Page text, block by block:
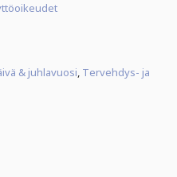
& juhlavuosi, Tervehdys- ja